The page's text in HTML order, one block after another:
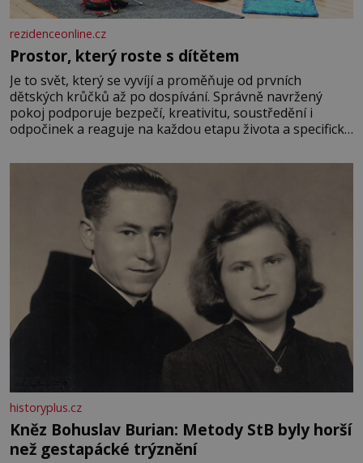
rezidenceonline.cz
Prostor, který roste s dítětem
Je to svět, který se vyvíjí a proměňuje od prvních
dětských krůčků až po dospívání. Správně navržený
pokoj podporuje bezpečí, kreativitu, soustředění i
odpočinek a reaguje na každou etapu života a specifické
měkkost a bezpečí, proto by pokoj miminka měl působit
především klidně a útulně. Předškolní věk je
historyplus.cz
Kněz Bohuslav Burian: Metody StB byly horší
než gestapácké trýznění